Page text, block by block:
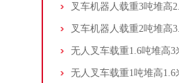
叉车机器人载重3吨堆高
叉车机器人载重2吨堆高
无人叉车载重1.6吨堆高3
无人叉车载重1吨堆高1.6